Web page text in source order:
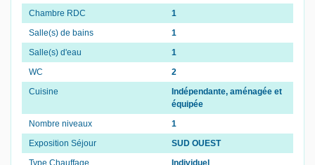
Chambre RDC
1
Salle(s) de bains
1
Salle(s) d'eau
1
WC
2
Cuisine
Indépendante, aménagée et
équipée
Nombre niveaux
1
Exposition Séjour
SUD OUEST